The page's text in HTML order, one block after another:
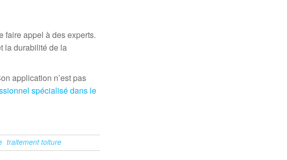
faire appel à des experts.
la durabilité de la
application n’est pas
spécialisé dans le
traitement toiture